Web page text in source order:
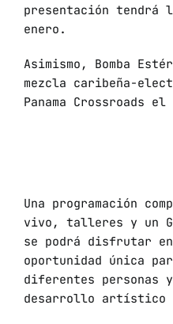
presentación tendrá
enero.
Asimismo, Bomba
mezcla caribeña-
Panama Crossroads
Una programación
vivo, talleres y un
se podrá disfrutar
oportunidad única
diferentes personas
desarrollo artístico